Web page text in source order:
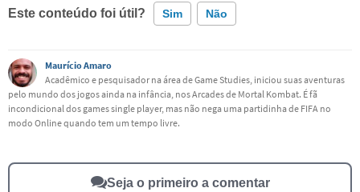
Este conteúdo foi útil? Sim Não
Este conteúdo contém informação incorreta
Este conteúdo não tem a informação que procuro
Outro
Maurício Amaro
Acadêmico e pesquisador na área de Game Studies, iniciou suas aventuras
pelo mundo dos jogos ainda na infância, nos Arcades de Mortal Kombat. É fã
incondicional dos games single player, mas não nega uma partidinha de FIFA no
modo Online quando tem um tempo livre.
Seja o primeiro a comentar